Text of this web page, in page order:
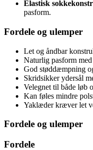
Elastisk
pasform.
Fordele og ulemper
Let og åndbar
Naturlig pasform
God støddæmpning
Skridsikker ydersål
Velegnet til både løb
Kan føles mindre
Yaklæder kræver let
Fordele og ulemper
Fordele